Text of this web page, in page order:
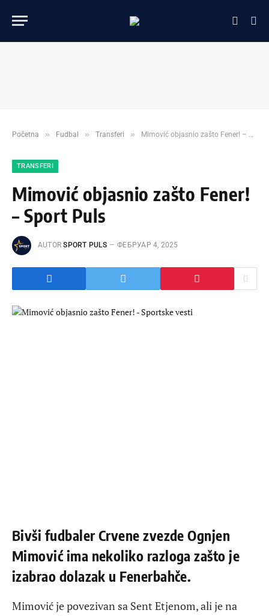
Početna » Fudbal » Transferi » Mimović objasnio zašto Fener! – Sport Puls
TRANSFERI
Mimović objasnio zašto Fener!
– Sport Puls
AUTOR SPORT PULS ФЕБРУАР 4, 2025
Bivši fudbaler Crvene zvezde Ognjen
Mimović ima nekoliko razloga zašto je
izabrao dolazak u Fenerbahče.
Mimović je povezivan sa Sent Etjenom, ali je na